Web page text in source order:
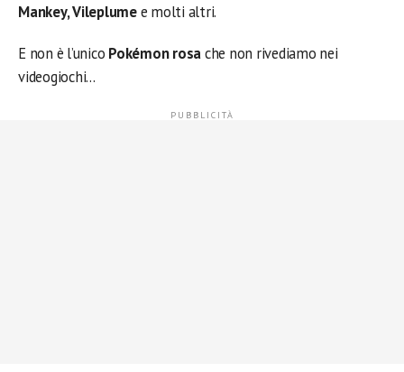
Mankey, Vileplumee molti altri.
E non è l’unico Pokémon rosache non rivediamo nei
videogiochi…